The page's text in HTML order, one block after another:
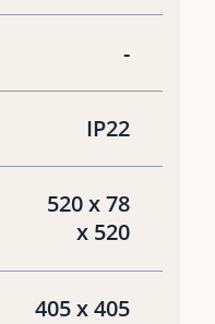
-
IP22
520 x 78
x 520
405 x 405